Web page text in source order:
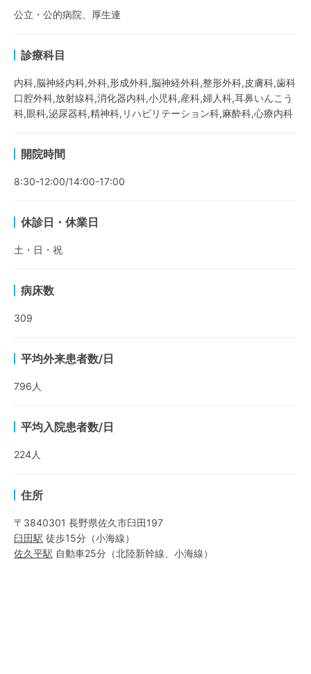
公立・公的病院、厚生連
診療科目
内科,脳神経内科,外科,形成外科,脳神経外科,整形外科,皮膚科,歯科
口腔外科,放射線科,消化器内科,小児科,産科,婦人科,耳鼻いんこう
科,眼科,泌尿器科,精神科,リハビリテーション科,麻酔科,心療内科
開院時間
8:30-12:00/14:00-17:00
休診日・休業日
土・日・祝
病床数
309
平均外来患者数/日
796 人
平均入院患者数/日
224人
住所
〒3840301 長野県佐久市臼田197
臼田駅 徒歩15分 （小海線）
佐久平駅 自動車25分 （北陸新幹線 小海線）